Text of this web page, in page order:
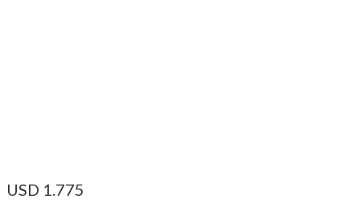
USD 1.775